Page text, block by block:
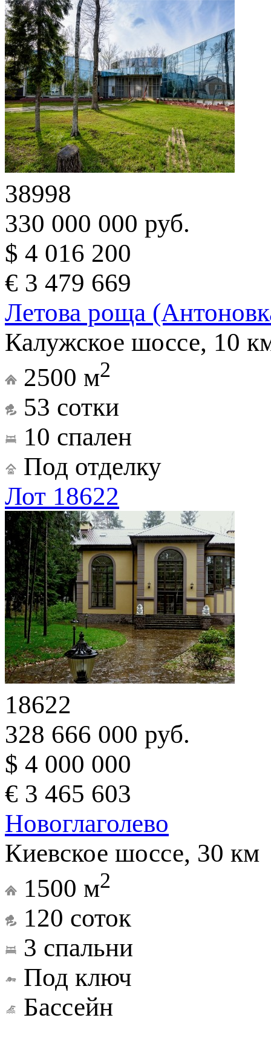
38998
330 000 000 руб.
$ 4 016 200
€ 3 479 669
Летова роща
Калужское шоссе, 10
2500 м2
53 сотки
10 спален
Под отделку
Лот 18622
18622
328 666 000 руб.
$ 4 000 000
€ 3 465 603
Новоглаголево
Киевское шоссе, 30 км
1500 м2
120 соток
3 спальни
Под ключ
Бассейн